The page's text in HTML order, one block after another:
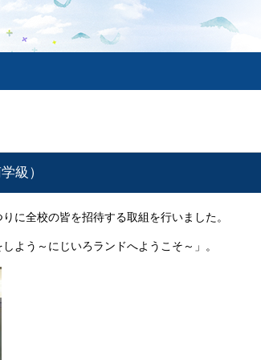
級）
に全校の皆を招待する取組を行いました。
よう～にじいろランドへようこそ～」。